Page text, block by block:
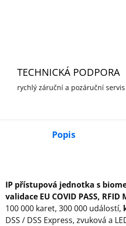
TECHNICKÁ PODPORA
rychlý záruční a pozáruční servis
Popis
IP přístupová jednotka s
validace EU COVID PASS, RFID
100 000 karet, 300 000 událostí,
DSS / DSS Express, zvuková a